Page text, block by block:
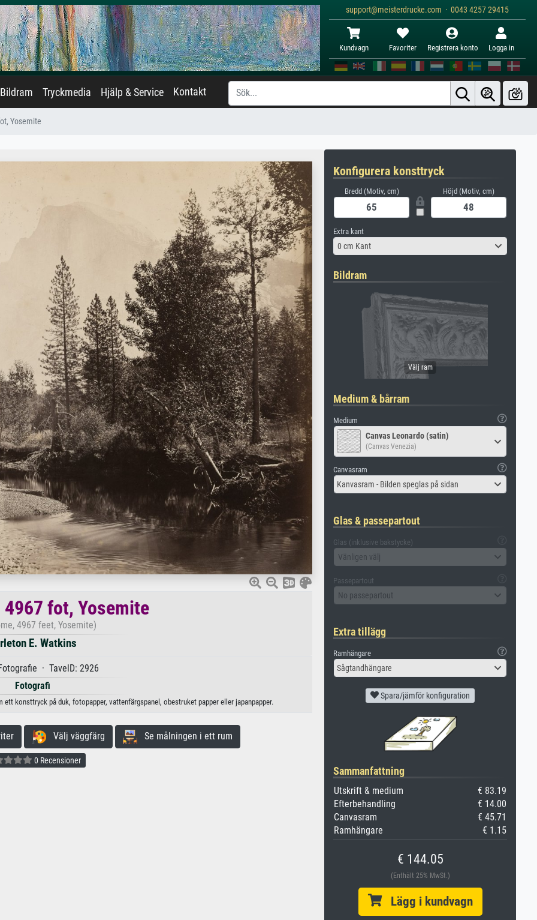
support@meisterdrucke.com · 0043 4257 29415
Kundvagn Favoriter Registrera konto Logga in
Bildram Tryckmedia Hjälp & Service Kontakt
Yosemite
fot, Yosemite
4967 feet, Yosemite)
E. Watkins
· TavelD: 2926
Fotografi
konsttryck på duk, fotopapper, vattenfärgspanel, obestruket papper eller japanpapper.
Välj väggfärg Se målningen i ett rum
0 Recensioner
Konfigurera konsttryck
Bredd (Motiv, cm) Höjd (Motiv, cm)
Extra kant
0 cm Kant
Bildram
Medium & bårram
Medium
Canvas Leonardo (satin)
(Canvas Venezia)
Canvasram
Kanvasram - Bilden speglas på sidan
Glas & passepartout
Glas (inklusive bakstycke)
Vänligen välj
Passepartout
No passepartout
Extra tillägg
Ramhängare
Sågtandhängare
Spara/jämför konfiguration
Sammanfattning
Utskrift & medium
€ 83.19
Efterbehandling
€ 14.00
Canvasram
€ 45.71
Ramhängare
€ 1.15
€ 144.05
(Enthält 25% MwSt.)
Lägg i kundvagn